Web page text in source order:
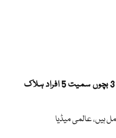
ہیں، عالمی میڈیا